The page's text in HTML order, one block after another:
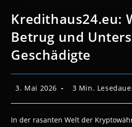
Kredithaus24.eu:
Betrug und
Geschädigte
Beitrag
3. Mai 2026 Lesedauer:
3 Min.
In der rasanten Welt der